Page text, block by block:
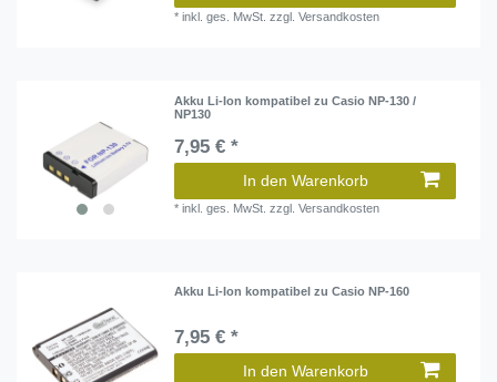
*inkl. ges. MwSt. zzgl.Versandkosten
Akku Li-Ion kompatibel zu Casio NP-130 /
NP130
7,95 € *
In den Warenkorb
*inkl. ges. MwSt. zzgl.Versandkosten
Akku Li-Ion kompatibel zu Casio NP-160
7,95 € *
In den Warenkorb